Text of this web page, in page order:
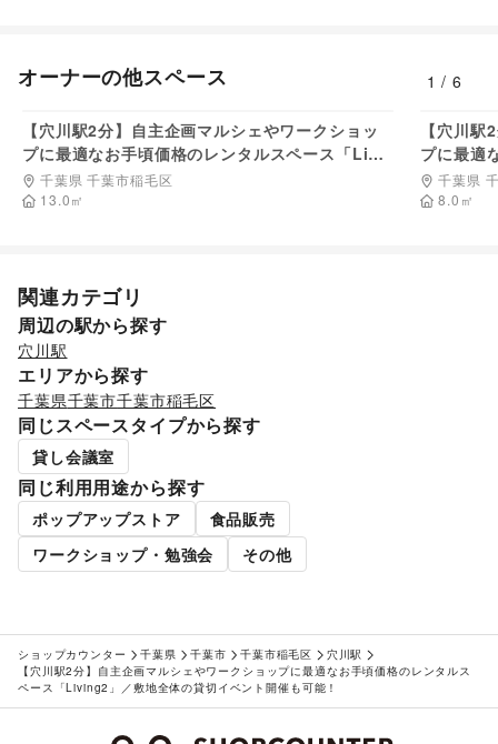
オーナーの他スペース 1 /6
【穴川駅2分】自主企画マルシェやワークショッ
プに最適なお手頃価格のレンタルスペース「Livi
ng3」／敷地全体の貸切イベント開催も可能！
千葉県 千葉市稲毛区
13.0㎡
【穴川
プに最適
by1」／
千葉県
8.0 ㎡
関連カテゴリ
周辺の駅から探す
穴川駅
エリアから探す
千葉県千葉市千葉市稲毛区
同じスペースタイプから探す
貸し会議室
同じ利用用途から探す
ポップアップストア
食品販売
ワークショップ・勉強会
その他
ショップカウンター 千葉県 千葉市 千葉市稲毛区
穴川駅
【穴川駅2分】自主企画マルシェやワークショップに最適なお手頃価格のレンタルス
ペース「Living2」／敷地全体の貸切イベント開催も可能！